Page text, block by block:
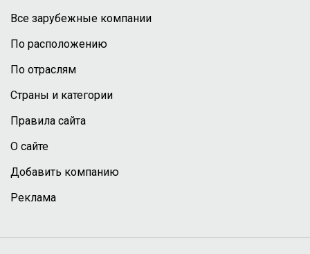
Все зарубежные компании
По расположению
По отраслям
Страны и категории
Правила сайта
О сайте
Добавить компанию
Реклама